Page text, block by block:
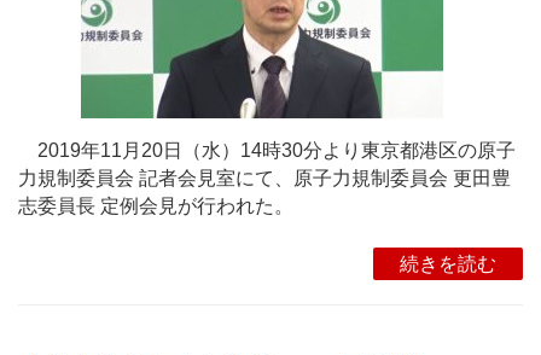
2019年11月20日（水）14時30分より東京都港区の原子
力規制委員会 記者会見室にて、原子力規制委員会 更田豊
志委員長 定例会見が行われた。
続きを読む